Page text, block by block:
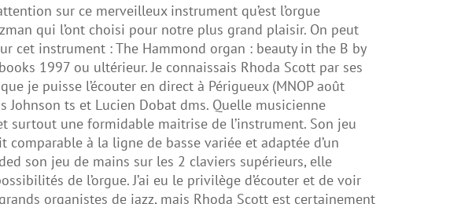
sur ce merveilleux instrument qu’est l’orgue
qui l’ont choisi pour notre plus grand plaisir. On peut
cet instrument : The Hammond organ : beauty in the B by
1997 ou ultérieur. Je connaissais Rhoda Scott par ses
je puisse l’écouter en direct à Périgueux (MNOP août
Johnson ts et Lucien Dobat dms. Quelle musicienne
surtout une formidable maitrise de l’instrument. Son jeu
à la ligne de basse variée et adaptée d’un
son jeu de mains sur les 2 claviers supérieurs, elle
de l’orgue. J’ai eu le privilège d’écouter et de voir
organistes de jazz, mais Rhoda Scott est certainement